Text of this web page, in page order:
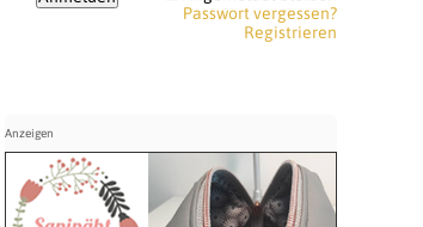
Passwort vergessen?
Registrieren